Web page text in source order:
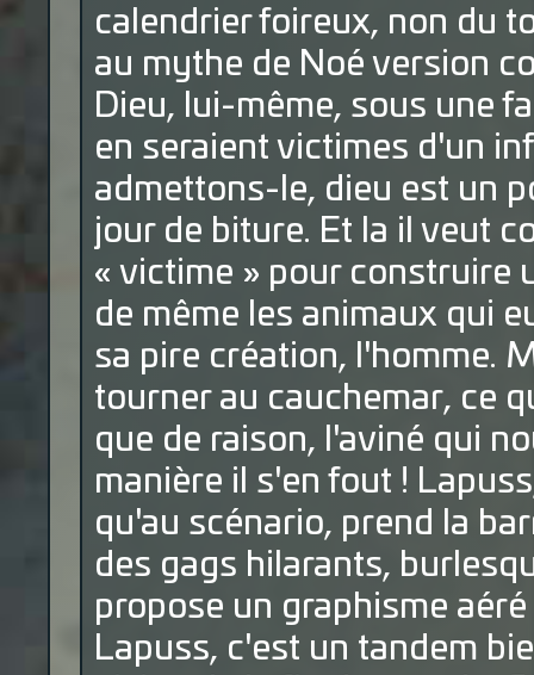
calendrier foireux, non du
au mythe de Noé version
Dieu, lui-même, sous une
en seraient victimes d'un
admettons-le, dieu est un
jour de biture. Et la il veut
« victime » pour construire
de même les animaux qui
sa pire création, l'homme.
tourner au cauchemar, ce
que de raison, l'aviné qui
manière il s'en fout !
qu'au scénario, prend la
des gags hilarants,
propose un graphisme
Lapuss, c'est un tandem